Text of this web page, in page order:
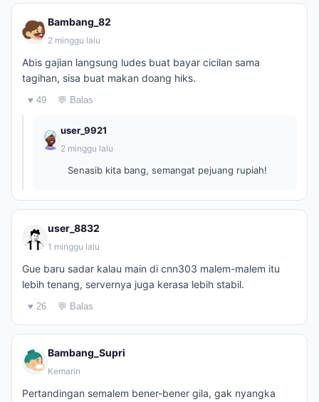
Bambang_82
2 minggu lalu
Abis gajian langsung ludes buat bayar cicilan sama
tagihan, sisa buat makan doang hiks.
♥ 49 💬 Balas
user_9921
2 minggu lalu
Senasib kita bang, semangat pejuang rupiah!
user_8832
1 minggu lalu
Gue baru sadar kalau main di cnn303 malem-malem itu
lebih tenang, servernya juga kerasa lebih stabil.
♥ 26 💬 Balas
Bambang_Supri
Kemarin
Pertandingan semalem bener-bener gila, gak nyangka